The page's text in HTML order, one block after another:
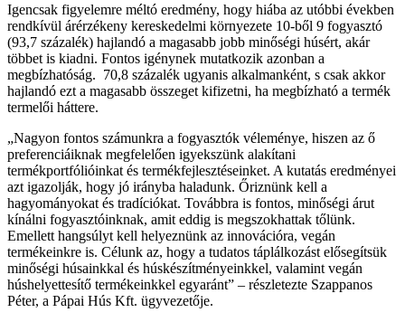
Igencsak figyelemre méltó eredmény, hogy hiába az utóbbi években
rendkívül árérzékeny kereskedelmi környezete 10-ből 9 fogyasztó
(93,7 százalék) hajlandó a magasabb jobb minőségi húsért, akár
többet is kiadni. Fontos igénynek mutatkozik azonban a
megbízhatóság. 70,8 százalék ugyanis alkalmanként, s csak akkor
hajlandó ezt a magasabb összeget kifizetni, ha megbízható a termék
termelői háttere.
Nagyon fontos számunkra a fogyasztók véleménye, hiszen az ő
preferenciáiknak megfelelően igyekszünk alakítani
termékportfólióinkat és termékfejlesztéseinket. A kutatás eredményei
azt igazolják, hogy jó irányba haladunk. Őriznünk kell a
hagyományokat és tradíciókat. Továbbra is fontos, minőségi árut
kínálni fogyasztóinknak, amit eddig is megszokhattak tőlünk.
Emellett hangsúlyt kell helyeznünk az innovációra, vegán
termékeinkre is. Célunk az, hogy a tudatos táplálkozást elősegítsük
minőségi húsainkkal és húskészítményeinkkel, valamint vegán
húshelyettesítő termékeinkkel egyaránt
– részletezte Szappanos
Péter, a Pápai Hús Kft. ügyvezetője.